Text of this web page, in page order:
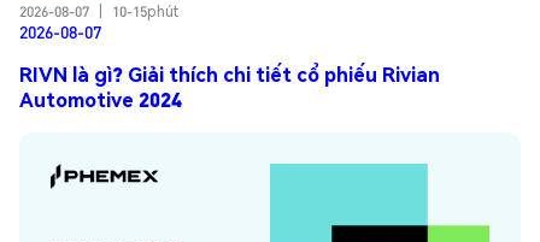
2026-08-07
10-15phút
2026-08-07
RIVN là gì? Giải thích chi tiết cổ phiếu Rivian
Automotive 2024